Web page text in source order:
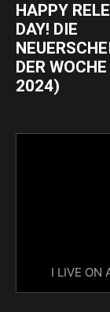
HAPPY
DAY! DIE
DER
2024)
I LIVE ON